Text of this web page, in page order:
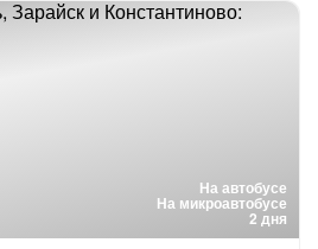
На автобусе
На микроавтобусе
2 дня